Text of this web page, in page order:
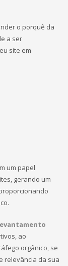
o porquê da
a ser
site em
um papel
gerando um
ao
orgânico, se
relevância da sua